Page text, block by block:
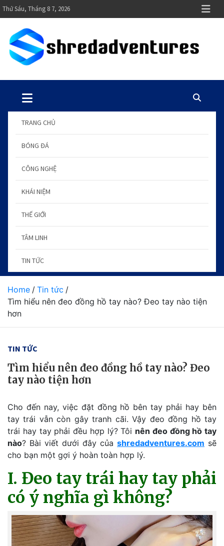
S
k
c
Thứ Sáu, Tháng 8 7, 2026
shredadventures.com
TRANG CHỦ
BÓNG ĐÁ
CÔNG NGHỆ
KHÁI NIỆM
THẾ GIỚI
TÂM LINH
TIN TỨC
Home
Tin tức
Tìm hiểu nên đeo đồng hồ tay nào? Đeo tay nào tiện
hơn
TIN TỨC
Tìm hiểu nên đeo đồng hồ tay nào? Đeo
tay nào tiện hơn
Cho đến nay, việc đặt đồng hồ bên tay phải hay bên
tay trái vẫn còn gây tranh cãi. Vậy đeo đồng hồ tay
trái hay tay phải đều hợp lý? Tôi nên đeo đồng hồ tay
nào? Bài viết dưới đây của shredadventures.com sẽ
cho bạn một gợi ý hoàn toàn hợp lý.
I. Đeo tay trái hay tay phải
có ý nghĩa gì không?